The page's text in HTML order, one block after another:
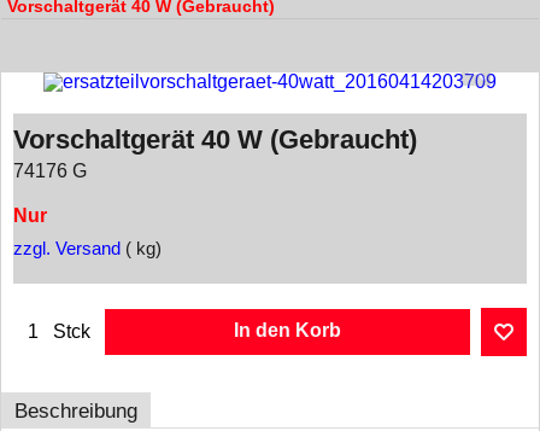
Vorschaltgerät 40 W (Gebraucht)
Vorschaltgerät 40 W (Gebraucht)
74176 G
Nur
zzgl. Versand kg
Stck In den Korb
Beschreibung